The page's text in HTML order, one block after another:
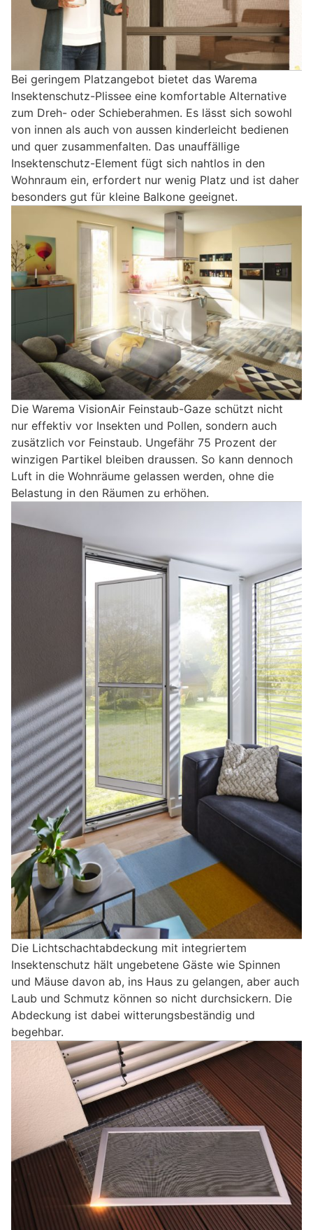
Bei geringem Platzangebot bietet das Warema
Insektenschutz-Plissee eine komfortable Alternative
zum Dreh- oder Schieberahmen. Es lässt sich sowohl
von innen als auch von aussen kinderleicht bedienen
und quer zusammenfalten. Das unauffällige
Insektenschutz-Element fügt sich nahtlos in den
Wohnraum ein, erfordert nur wenig Platz und ist daher
besonders gut für kleine Balkone geeignet.
Die Warema VisionAir Feinstaub-Gaze schützt nicht
nur effektiv vor Insekten und Pollen, sondern auch
zusätzlich vor Feinstaub. Ungefähr 75 Prozent der
winzigen Partikel bleiben draussen. So kann dennoch
Luft in die Wohnräume gelassen werden, ohne die
Belastung in den Räumen zu erhöhen.
Die Lichtschachtabdeckung mit integriertem
Insektenschutz hält ungebetene Gäste wie Spinnen
und Mäuse davon ab, ins Haus zu gelangen, aber auch
Laub und Schmutz können so nicht durchsickern. Die
Abdeckung ist dabei witterungsbeständig und
begehbar.